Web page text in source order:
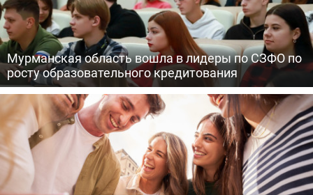
Мурманская область вошла в лидеры по СЗФО по
росту образовательного кредитования